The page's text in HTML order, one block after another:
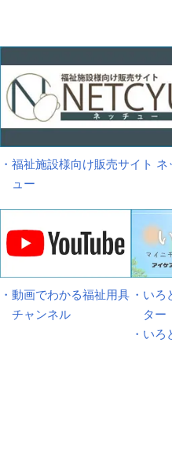
・福祉施設様向け販売サイト ネ
ュー
・動画でわかる福祉用具
チャンネル
・い
ター
・い